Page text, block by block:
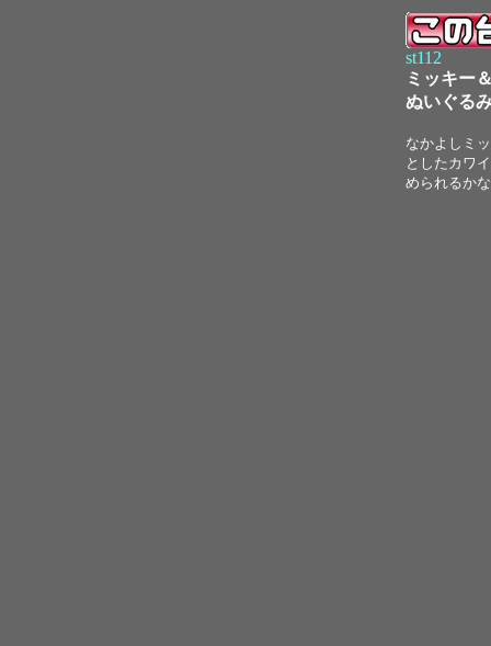
st112
ミッキー
ぬいぐる
なかよしミ
としたカワ
められるか